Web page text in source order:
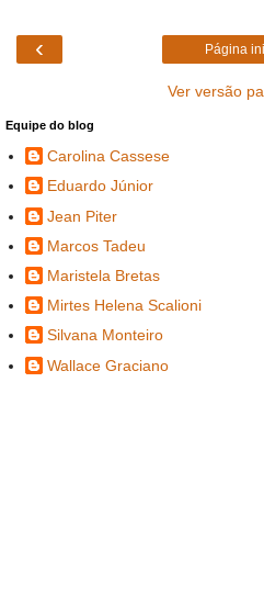
‹ Página
Ver versão
Equipe do blog
Carolina Cassese
Eduardo Júnior
Jean Piter
Marcos Tadeu
Maristela Bretas
Mirtes Helena Scalioni
Silvana Monteiro
Wallace Graciano